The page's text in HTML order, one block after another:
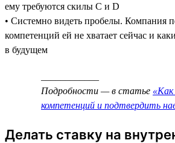
ему требуются скилы C и D
• Системно видеть пробелы. Компания
компетенций ей не хватает сейчас и
в будущем
Подробности — в статье
компетенций и подтвердить
Делать ставку на